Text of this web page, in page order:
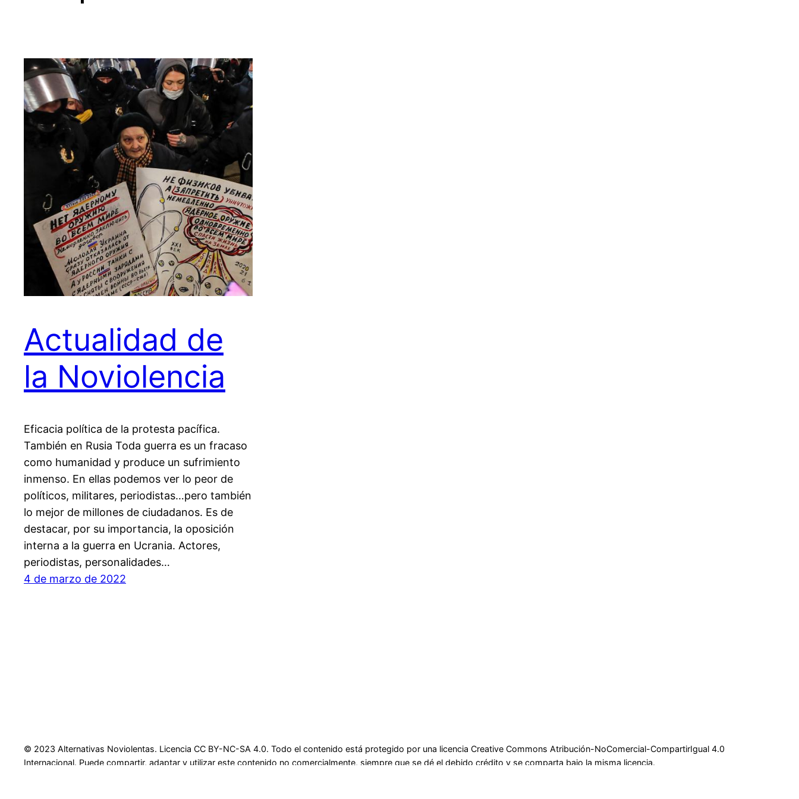
Actualidad de
la Noviolencia
Eficacia política de la protesta pacífica.
También en Rusia Toda guerra es un fracaso
como humanidad y produce un sufrimiento
inmenso. En ellas podemos ver lo peor de
políticos, militares, periodistas…pero también
lo mejor de millones de ciudadanos. Es de
destacar, por su importancia, la oposición
interna a la guerra en Ucrania. Actores,
periodistas, personalidades…
4 de marzo de 2022
© 2023 Alternativas Noviolentas. Licencia CC BY-NC-SA 4.0. Todo el contenido está protegido por una licencia Creative Commons Atribución-NoComercial-CompartirIgual 4.0
Internacional. Puede compartir, adaptar y utilizar este contenido no comercialmente, siempre que se dé el debido crédito y se comparta bajo la misma licencia.